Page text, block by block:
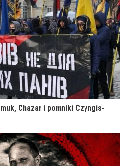
Chazar i pomniki Czyngis-